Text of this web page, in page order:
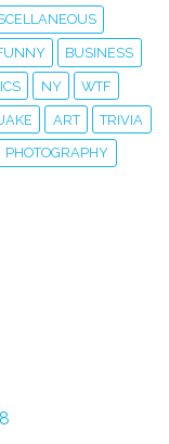
BUSINESS
NY WTF
ART TRIVIA
PHOTOGRAPHY